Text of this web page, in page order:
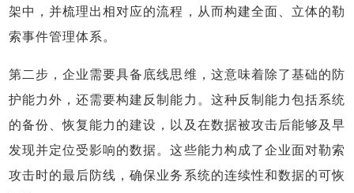
架中，并梳理出相对应的流程，从而构建全面、立体的勒
索事件管理体系。
第二步，企业需要具备底线思维，这意味着除了基础的防
护能力外，还需要构建反制能力。这种反制能力包括系统
的备份、恢复能力的建设，以及在数据被攻击后能够及早
发现并定位受影响的数据。这些能力构成了企业面对勒索
攻击时的最后防线，确保业务系统的连续性和数据的可恢